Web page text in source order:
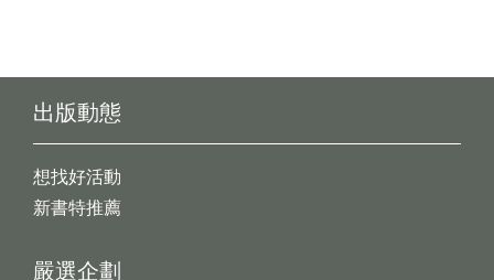
出版動態
想找好活動
新書特推薦
嚴選企劃